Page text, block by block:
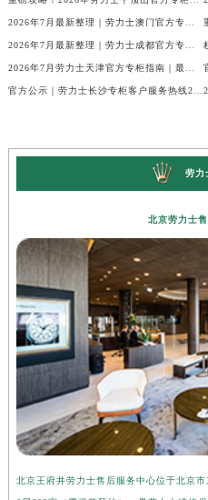
劳力
北京劳力士
北京王府井劳力士售后服务中心位于北京